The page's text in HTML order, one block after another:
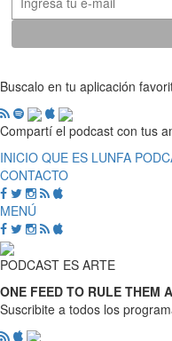
Buscalo en tu aplicación
Compartí el podcast con tus
INICIO QUE ES LUNFA
CONTACTO
MENÚ
PODCAST ES ARTE
ONE FEED TO RULE THEM
Suscribite a todos los